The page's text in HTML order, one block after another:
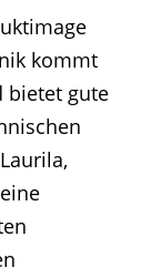
kommt
bietet gute